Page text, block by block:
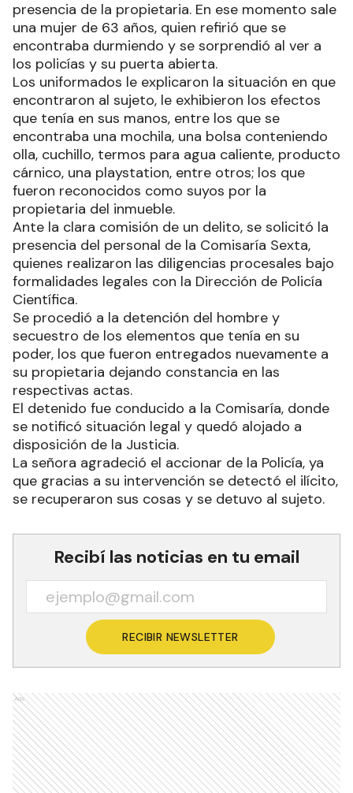
presencia de la propietaria. En ese momento sale
una mujer de 63 años, quien refirió que se
encontraba durmiendo y se sorprendió al ver a
los policías y su puerta abierta.
Los uniformados le explicaron la situación en que
encontraron al sujeto, le exhibieron los efectos
que tenía en sus manos, entre los que se
encontraba una mochila, una bolsa conteniendo
olla, cuchillo, termos para agua caliente, producto
cárnico, una playstation, entre otros; los que
fueron reconocidos como suyos por la
propietaria del inmueble.
Ante la clara comisión de un delito, se solicitó la
presencia del personal de la Comisaría Sexta,
quienes realizaron las diligencias procesales bajo
formalidades legales con la Dirección de Policía
Científica.
Se procedió a la detención del hombre y
secuestro de los elementos que tenía en su
poder, los que fueron entregados nuevamente a
su propietaria dejando constancia en las
respectivas actas.
El detenido fue conducido a la Comisaría, donde
se notificó situación legal y quedó alojado a
disposición de la Justicia.
La señora agradeció el accionar de la Policía, ya
que gracias a su intervención se detectó el ilícito,
se recuperaron sus cosas y se detuvo al sujeto.
Recibí las noticias en tu email
RECIBIR NEWSLETTER
Ads